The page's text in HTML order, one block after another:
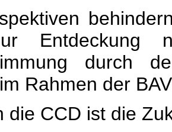
Entdeckung
durch
Rahmen der
die CCD ist die